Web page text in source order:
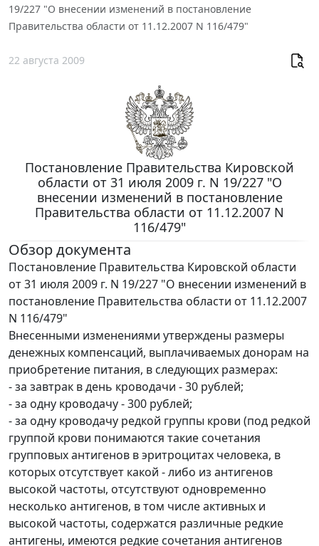
19/227 "О внесении изменений в постановление
Правительства области от 11.12.2007 N 116/479"
22 августа 2009
Постановление Правительства Кировской
области от 31 июля 2009 г. N 19/227 "О
внесении изменений в постановление
Правительства области от 11.12.2007 N
116/479"
Обзор документа
Постановление Правительства Кировской области
от 31 июля 2009 г. N 19/227 "О внесении изменений в
постановление Правительства области от 11.12.2007
N 116/479"
Внесенными изменениями утверждены размеры
денежных компенсаций, выплачиваемых донорам на
приобретение питания, в следующих размерах:
- за завтрак в день кроводачи - 30 рублей;
- за одну кроводачу - 300 рублей;
- за одну кроводачу редкой группы крови (под редкой
группой крови понимаются такие сочетания
групповых антигенов в эритроцитах человека, в
которых отсутствует какой - либо из антигенов
высокой частоты, отсутствуют одновременно
несколько антигенов, в том числе активных и
высокой частоты, содержатся различные редкие
антигены, имеются редкие сочетания антигенов